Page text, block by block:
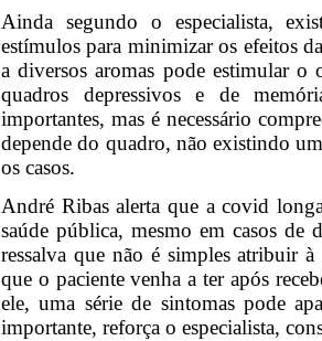
Ainda segundo o especialista,
estímulos para minimizar os efeitos
a diversos aromas pode estimular
quadros depressivos e de
importantes, mas é necessário
depende do quadro, não existindo
os casos.
André Ribas alerta que a covid
saúde pública, mesmo em casos de
ressalva que não é simples atribuir
que o paciente venha a ter após
ele, uma série de sintomas pode
importante, reforça o especialista,